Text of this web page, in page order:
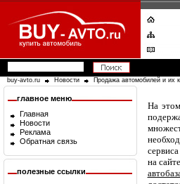
buy-avto.ru Новости Продажа автомобилей и их
главное меню
Главная
Новости
Реклама
Обратная связь
полезные ссылки
На
на